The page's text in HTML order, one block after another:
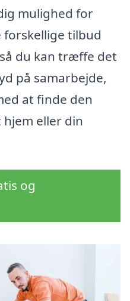
mulighed for
tilbud
du kan træffe det
på samarbejde,
at finde den
eller din
og